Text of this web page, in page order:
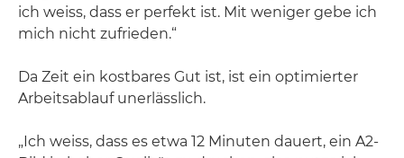
ich weiss, dass er perfekt ist. Mit weniger gebe ich
mich nicht zufrieden.“
Da Zeit ein kostbares Gut ist, ist ein optimierter
Arbeitsablauf unerlässlich.
„Ich weiss, dass es etwa 12 Minuten dauert, ein A2-